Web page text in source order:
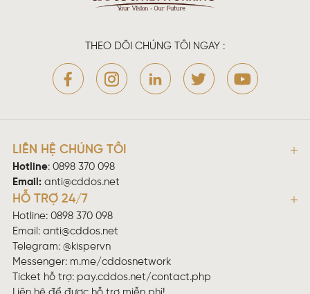
THEO DÕI CHÚNG TÔI NGAY :
LIÊN HỆ CHÚNG TÔI
Hotline: 0898 370 098
Email: anti@cddos.net
HỖ TRỢ 24/7
Hotline: 0898 370 098
Email: anti@cddos.net
Telegram: @kispervn
Messenger: m.me/cddosnetwork
Ticket hỗ trợ: pay.cddos.net/contact.php